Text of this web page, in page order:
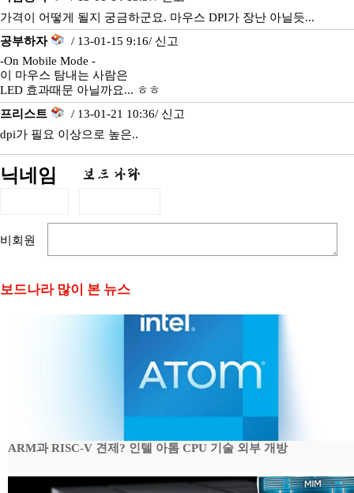
가격이 어떻게 될지 궁금하군요. 마우스 DPI가 장난 아닐듯...
공부하자
/ 13-01-15 9:16/ 신고
-On Mobile Mode -
이 마우스 탐내는 사람은
LED 효과때문 아닐까요... ㅎㅎ
프리스트
/ 13-01-21 10:36/ 신고
dpi가 필요 이상으로 높은..
닉네임
비회원
보드나라 많이 본 뉴스
ARM과 RISC-V 견제? 인텔 아톰 CPU 기술 외부 개방